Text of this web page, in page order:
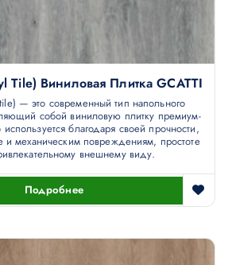
Tile) Виниловая Плитка GCATTI
— это современный тип напольного
собой виниловую плитку премиум-
благодаря своей прочности,
и механическим повреждениям, простоте
внешнему виду.
Подробнее